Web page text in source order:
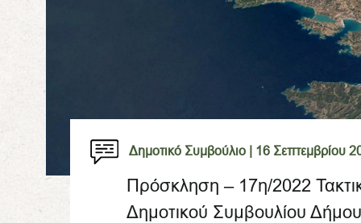
Δημοτικό Συμβούλιο | 16 Σεπτεμβρίου
Πρόσκληση – 17η/2022
Δημοτικού Συμβουλίου